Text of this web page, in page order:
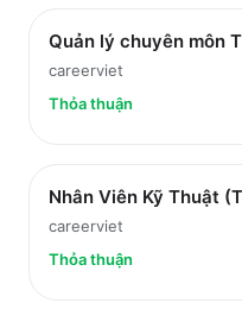
Quản lý chuyên môn
careerviet
Thỏa thuận
Nhân Viên Kỹ Thuật
careerviet
Thỏa thuận